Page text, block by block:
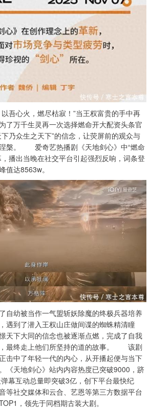
心火，燃尽枯寂！”当王权富贵的手中再
了万千生灵再一次选择燃命开大配资头条官
乃众生之天下”的信念，让荧屏前的观众与
槃。 爱奇艺热播剧《天地剑心》中“燃命
播出当晚在社交平台引起强烈反响，词条登
值达8563w。
幼被当作一气盟斩妖除魔的终极兵器培养
遇到了潜入王权山庄做间谍的蜘蛛精清瞳
天下大同的信念也被逐渐点燃，完成了自我
最终走上他们所坚持的道的故事。 该剧
击中了年轻一代的内心，从开播起便与当下
《天地剑心》站内内容热度已突破9000，跻
幕互动总量即突破3亿，创下平台最快纪
等社交媒体和云合、艺恩等第三方数据平台
，领先于同档期古装大剧。